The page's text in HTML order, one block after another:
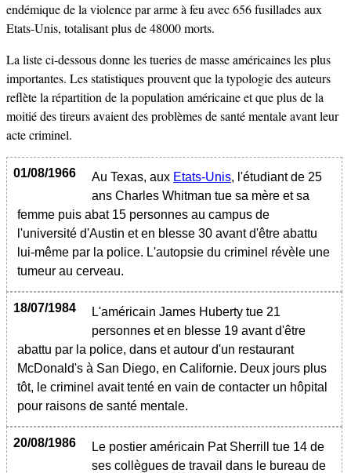
endémique de la violence par arme à feu avec 656 fusillades aux
Etats-Unis, totalisant plus de 48000 morts.
La liste ci-dessous donne les tueries de masse américaines les plus
importantes. Les statistiques prouvent que la typologie des auteurs
reflète la répartition de la population américaine et que plus de la
moitié des tireurs avaient des problèmes de santé mentale avant leur
acte criminel.
01/08/1966 Au Texas, aux Etats-Unis, l'étudiant de 25
ans Charles Whitman tue sa mère et sa
femme puis abat 15 personnes au campus de
l'université d'Austin et en blesse 30 avant d'être abattu
lui-même par la police. L'autopsie du criminel révèle une
tumeur au cerveau.
18/07/1984
L'américain James Huberty tue 21
personnes et en blesse 19 avant d'être
abattu par la police, dans et autour d'un restaurant
McDonald's à San Diego, en Californie. Deux jours plus
tôt, le criminel avait tenté en vain de contacter un hôpital
pour raisons de santé mentale.
20/08/1986
Le postier américain Pat Sherrill tue 14 de
ses collègues de travail dans le bureau de